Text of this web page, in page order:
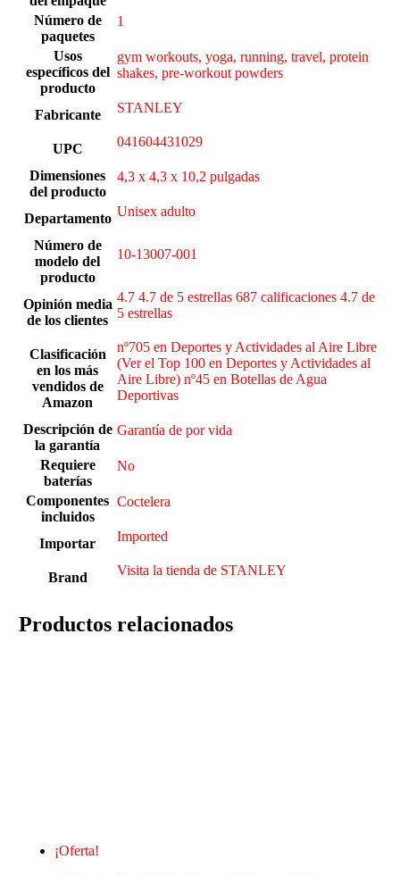
Número de
paquetes
‎1
Usos
específicos del
producto
gym workouts, yoga, running, travel, protein
shakes, pre-workout powders
Fabricante STANLEY
UPC 041604431029
Dimensiones
del producto
4,3 x 4,3 x 10,2 pulgadas
Departamento Unisex adulto
Número de
modelo del
producto
10-13007-001
Opinión media
de los clientes
4.7 4.7 de 5 estrellas 687 calificaciones 4.7 de
5 estrellas
Clasificación
en los más
vendidos de
Amazon
nº705 en Deportes y Actividades al Aire Libre
(Ver el Top 100 en Deportes y Actividades al
Aire Libre) nº45 en Botellas de Agua
Deportivas
Descripción de
la garantía
Garantía de por vida
Requiere
baterías
‎No
Componentes
incluidos
Coctelera
Importar Imported
Brand Visita la tienda de STANLEY
Productos relacionados
¡Oferta!